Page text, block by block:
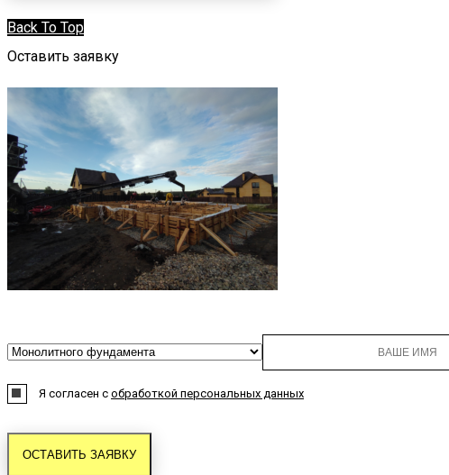
Back To Top
Оставить заявку
Я согласен с обработкой персональных данных